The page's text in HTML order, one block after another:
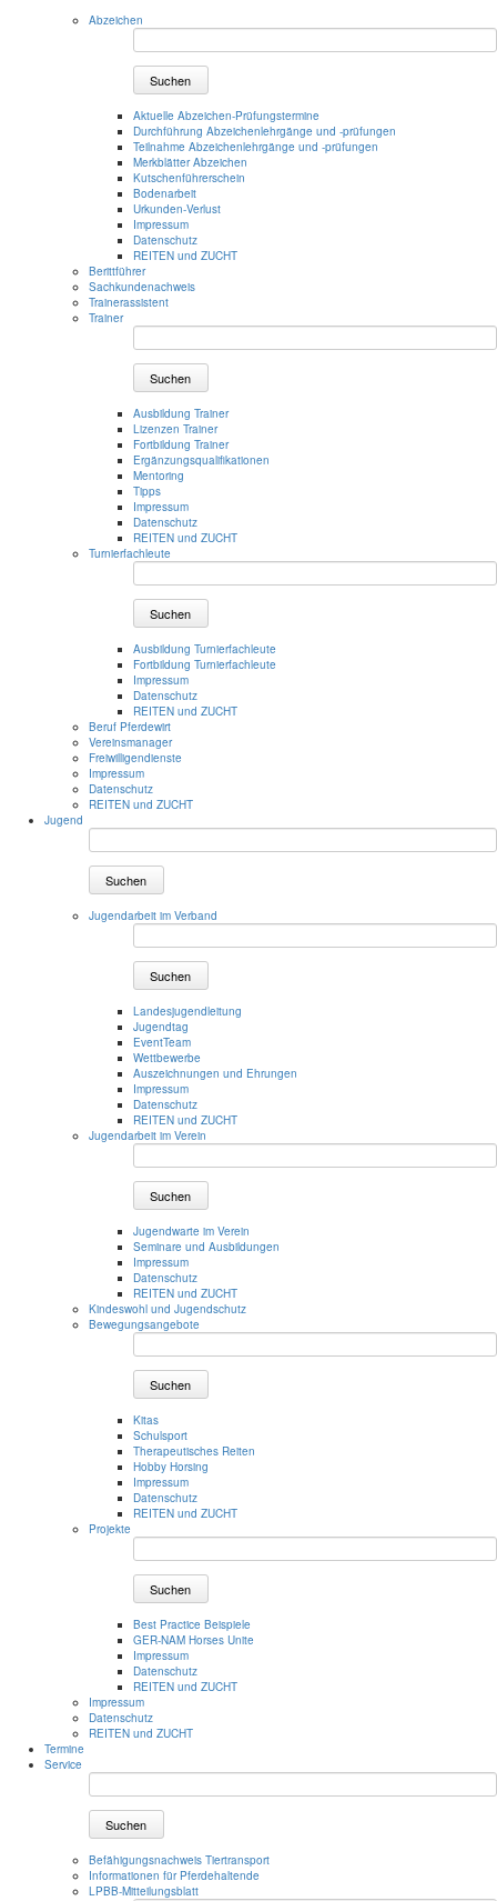
Abzeichen
Suchen
Aktuelle Abzeichen-Prüfungstermine
Durchführung Abzeichenlehrgänge und -prüfungen
Teilnahme Abzeichenlehrgänge und -prüfungen
Merkblätter Abzeichen
Kutschenführerschein
Bodenarbeit
Urkunden-Verlust
Impressum
Datenschutz
REITEN und ZUCHT
Berittführer
Sachkundenachweis
Trainerassistent
Trainer
Suchen
Ausbildung Trainer
Lizenzen Trainer
Fortbildung Trainer
Ergänzungsqualifikationen
Mentoring
Tipps
Impressum
Datenschutz
REITEN und ZUCHT
Turnierfachleute
Suchen
Ausbildung Turnierfachleute
Fortbildung Turnierfachleute
Impressum
Datenschutz
REITEN und ZUCHT
Beruf Pferdewirt
Vereinsmanager
Freiwilligendienste
Impressum
Datenschutz
REITEN und ZUCHT
Jugend
Suchen
Jugendarbeit im Verband
Suchen
Landesjugendleitung
Jugendtag
EventTeam
Wettbewerbe
Auszeichnungen und Ehrungen
Impressum
Datenschutz
REITEN und ZUCHT
Jugendarbeit im Verein
Suchen
Jugendwarte im Verein
Seminare und Ausbildungen
Impressum
Datenschutz
REITEN und ZUCHT
Kindeswohl und Jugendschutz
Bewegungsangebote
Suchen
Kitas
Schulsport
Therapeutisches Reiten
Hobby Horsing
Impressum
Datenschutz
REITEN und ZUCHT
Projekte
Suchen
Best Practice Beispiele
GER-NAM Horses Unite
Impressum
Datenschutz
REITEN und ZUCHT
Impressum
Datenschutz
REITEN und ZUCHT
Termine
Service
Suchen
Befähigungsnachweis Tiertransport
Informationen für Pferdehaltende
LPBB-Mitteilungsblatt